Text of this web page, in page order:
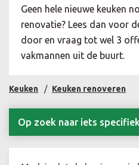
Geen hele nieuwe keuken
renovatie? Lees dan voor
door en vraag tot wel 3
vakmannen uit de buurt.
Keuken Keuken renoveren
Op zoek naar iets